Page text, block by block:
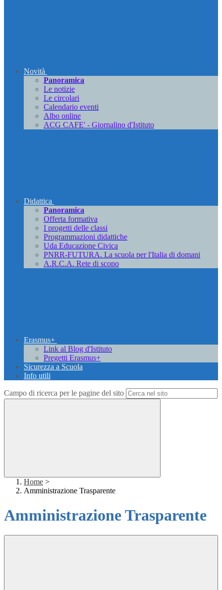
Novità
Panoramica
Le notizie
Le circolari
Calendario eventi
Albo online
ACG CAFE' - Giornalino d'Istituto
Didattica
Panoramica
Offerta formativa
I progetti delle classi
Programmazioni didattiche
Uda Educazione Civica
PNRR-FUTURA. La scuola per l'Italia di domani
A.R.C.A. Rete di scopo
Erasmus+
Link al Blog d'Istituto
Pregetti Erasmus+
Sicurezza a Scuola
Info utili
Campo di ricerca per le pagine del sito
Home >
Amministrazione Trasparente
Amministrazione Trasparente